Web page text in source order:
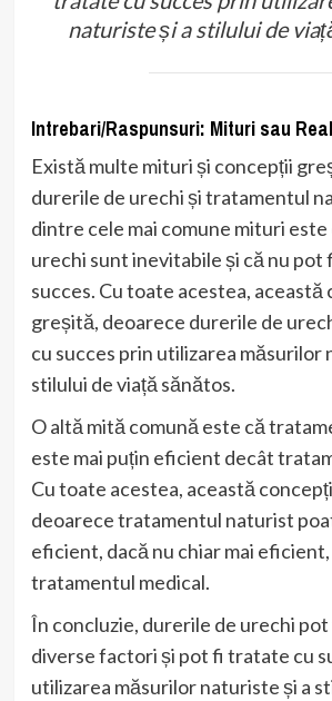
naturiste și a stilului de
Intrebari/Raspunsuri: Mituri sau
Există multe mituri și concepții
durerile de urechi și tratamentul
dintre cele mai comune mituri
urechi sunt inevitabile și că nu pot
succes. Cu toate acestea, această
greșită, deoarece durerile de
cu succes prin utilizarea măsurilor
stilului de viață sănătos.
O altă mită comună este că
este mai puțin eficient decât
Cu toate acestea, această
deoarece tratamentul naturist
eficient, dacă nu chiar mai
tratamentul medical.
În concluzie, durerile de urechi
diverse factori și pot fi tratate cu
utilizarea măsurilor naturiste și a